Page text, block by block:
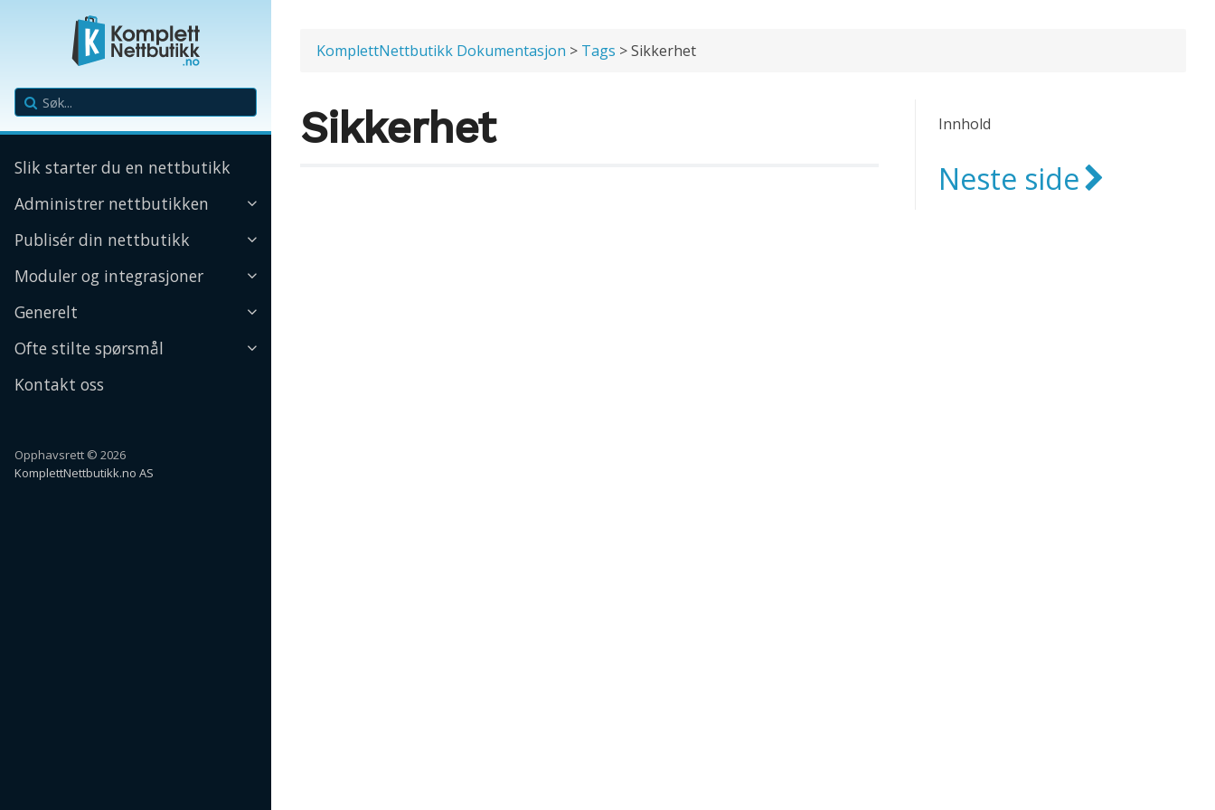
Slik starter du en nettbutikk
Administrer nettbutikken
Publisér din nettbutikk
Moduler og integrasjoner
Generelt
Ofte stilte spørsmål
Kontakt oss
Opphavsrett © 2026
KomplettNettbutikk.no AS
KomplettNettbutikk Dokumentasjon > Tags > Sikkerhet
Innhold
Neste side
Sikkerhet